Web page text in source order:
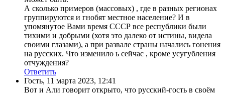
А сколько примеров (массовых) , где в разных регионах
группируются и гнобят местное население? И в
упомянутое Вами время СССР все республики были
тихими и добрыми (хотя это далеко от истины, видела
своими глазами), а при развале страны начались гонения
на русских. Что изменило ь сейчас , кроме усугубления
отчуждения?
Ответить
Гость, 11 марта 2023, 12:41
Вот и Али говорит открыто, что русский-гость в своём